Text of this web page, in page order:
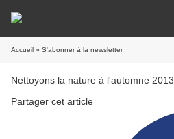
Accueil » S'abonner à la newsletter
Nettoyons la nature à l'automne 2013
Partager cet article